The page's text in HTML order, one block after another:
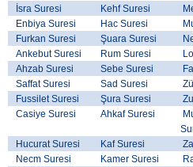
İsra Suresi
Kehf Suresi
Enbiya Suresi
Hac Suresi
Furkan Suresi
Şuara Suresi
Ankebut Suresi
Rum Suresi
Ahzab Suresi
Sebe Suresi
Saffat Suresi
Sad Suresi
Fussilet Suresi
Şura Suresi
Casiye Suresi
Ahkaf Suresi
Hucurat Suresi Kaf Suresi
Necm Suresi
Kamer Suresi